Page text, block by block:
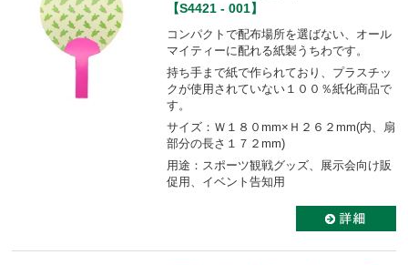
【S4421 - 001】
コンパクトで配布場所を選ばない、オール
マイティーに配れる紙製うちわです。
持ち手まで紙で作られており、プラスチッ
クが使用されていない１００％紙化商品で
す。
サイズ：Ｗ１８０mm×Ｈ２６２mm(内、扇
部分の長さ１７２mm)
用途：スポーツ観戦グッズ、展示会向け販
促用、イベント告知用